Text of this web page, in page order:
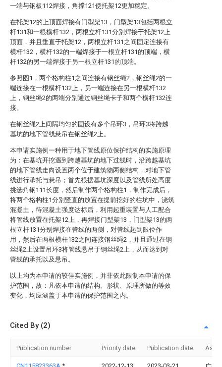
一端与钢板112焊接，角撑121使托架12更加稳定。
在托架12的上顶面焊接有门型架13，门型架13包括两根立
杆131和一根横杆132，两根立杆131分别焊接于托架12上
顶面，并且垂直于托架12，两根立杆131之间固定连接有
横杆132，横杆132的一端焊接于一根立杆131的顶端，横
杆132的另一端焊接于另一根立杆131的顶端。
参照图1，两个格构柱1之间连接有钢丝绳2，钢丝绳2的一
端连接在一根横杆132上，另一端连接在另一根横杆132
上，钢丝绳2的两端分别通过钢丝绳卡子和两个横杆132连
接。
在钢丝绳2上间隔均匀的固设有多个吊环3，吊环3将跨越
基坑的地下管线悬吊在钢丝绳2上。
本申请实施例一种用于地下管线原位保护结构的实施原理
为：在基坑开挖遇到跨越基坑的地下过线时，沿跨越基坑
的地下管线走向设置两个位于建筑物两侧结构，对地下管
线进行承托与悬吊；首先根据基坑深度以及管线所处高度
挑选角钢111长度，然后制作两个格构柱1，制作完成后，
将两个格构柱1分别竖直的放置在提前挖好的柱坑中，浇筑
混凝土，待混凝土强度达标后，利用起重装置与人工配合
将管线放置在托架12上，再焊接门型架13，门型架13的两
根立杆131分别焊接在管线的两侧，对管线起到限位作
用，然后在两根横杆132之间连接钢丝绳2，并且通过在钢
丝绳2上设置吊环3将管线悬吊于钢丝绳2上，从而达到对
管线的承托以及悬吊。
以上均为本申请的较佳实施例，并非依此限制本申请的保
护范围，故：凡依本申请的结构、形状、原理所做的等效
变化，均应涵盖于本申请的保护范围之内。
Cited By (2)
Publication number Priority date Publication date